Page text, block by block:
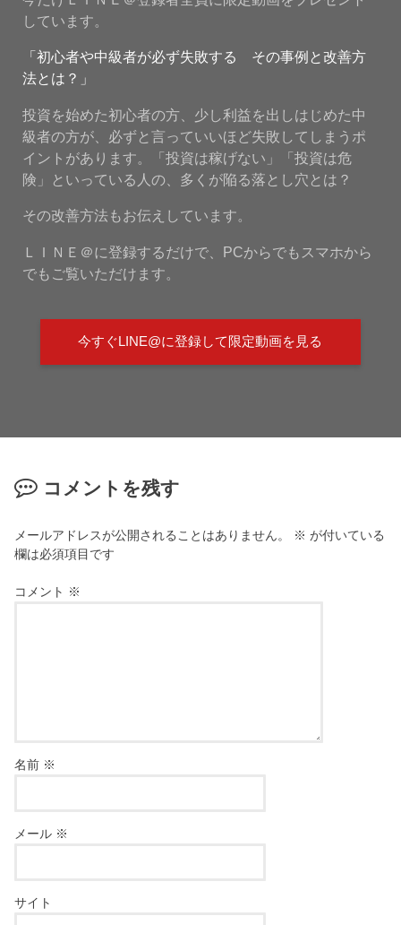
しています。
「初心者や中級者が必ず失敗する その事例と改善方
法とは？」
投資を始めた初心者の方、少し利益を出しはじめた中
級者の方が、必ずと言っていいほど失敗してしまうポ
イントがあります。「投資は稼げない」「投資は危
険」といっている人の、多くが陥る落とし穴とは？
その改善方法もお伝えしています。
ＬＩＮＥ＠に登録するだけで、PCからでもスマホから
でもご覧いただけます。
今すぐLINE@に登録して限定動画を見る
コメントを残す
メールアドレスが公開されることはありません。 ※ が付いている
欄は必須項目です
コメント ※
名前 ※
メール ※
サイト